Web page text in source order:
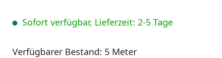
Sofort verfügbar, Lieferzeit: 2-5 Tage
Verfügbarer Bestand: 5 Meter